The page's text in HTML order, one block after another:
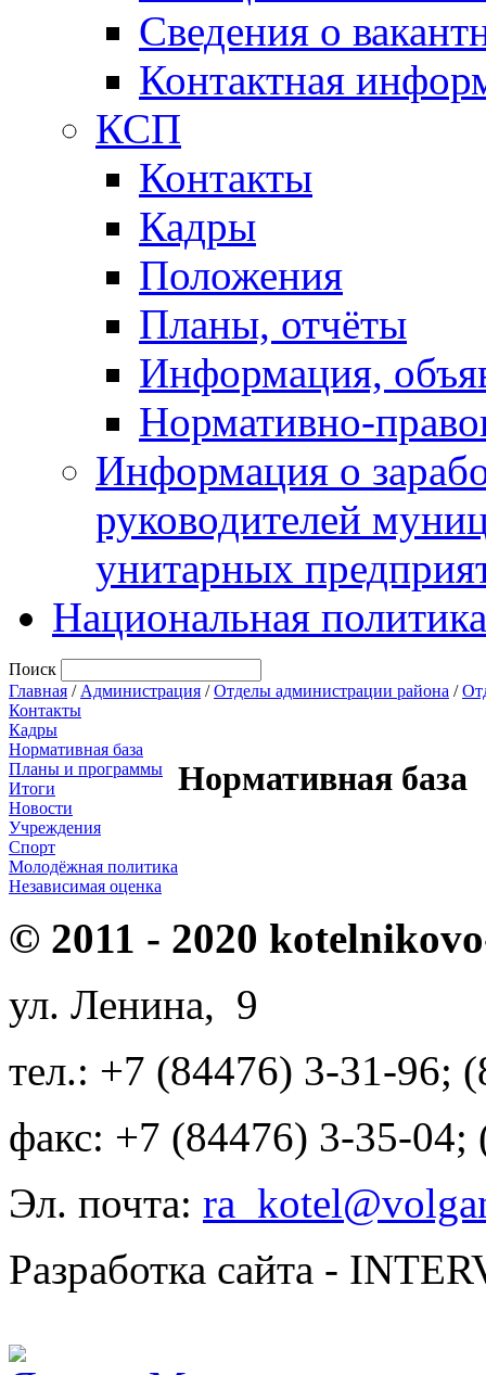
Сведения о
Контактная
КСП
Контакты
Кадры
Положения
Планы, отчёты
Информация,
Нормативно-
Информация о
руководителей
унитарных
Национальная политика
Поиск
Главная / Администрация /Отделы администрации района /
Контакты
Кадры
Нормативная база
Планы и программы
Итоги
Новости
Учреждения
Спорт
Молодёжная политика
Независимая оценка
Нормативная база
© 2011 - 2020
ул. Ленина, 9
тел.: +7 (84476) 3-31-96;
факс: +7 (84476) 3-35-04;
Эл. почта:
Разработка сайта -